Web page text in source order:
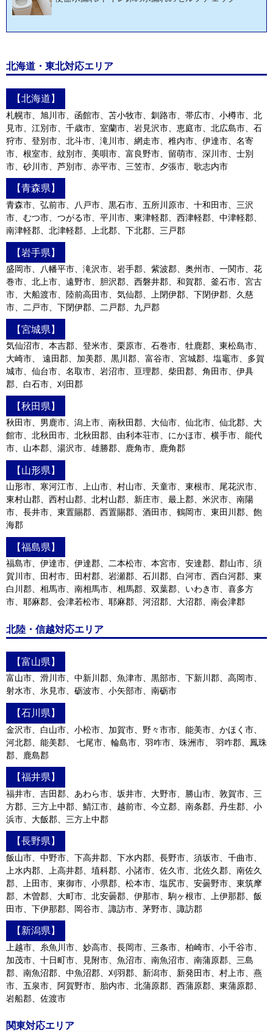
北海道・東北対応エリア
【北海道】
札幌市、旭川市、函館市、苫小牧市、釧路市、帯広市、小樽市、北
見市、江別市、千歳市、室蘭市、岩見沢市、恵庭市、北広島市、石
狩市、登別市、北斗市、滝川市、網走市、稚内市、伊達市、名寄
市、根室市、紋別市、美唄市、富良野市、留萌市、深川市、士別
市、砂川市、芦別市、赤平市、三笠市、夕張市、歌志内市
【青森県】
青森市、弘前市、八戸市、黒石市、五所川原市、十和田市、三沢
市、むつ市、つがる市、平川市、東津軽郡、西津軽郡、中津軽郡、
南津軽郡、北津軽郡、上北郡、下北郡、三戸郡
【岩手県】
盛岡市、八幡平市、滝沢市、岩手郡、紫波郡、奥州市、一関市、花
巻市、北上市、遠野市、胆沢郡、西磐井郡、和賀郡、釜石市、宮古
市、大船渡市、陸前高田市、気仙郡、上閉伊郡、下閉伊郡、久慈
市、二戸市、下閉伊郡、二戸郡、九戸郡
【宮城県】
気仙沼市、本吉郡、登米市、栗原市、石巻市、牡鹿郡、東松島市、
大崎市、 遠田郡、加美郡、黒川郡、富谷市、宮城郡、塩竈市、多賀
城市、仙台市、名取市、岩沼市、亘理郡、柴田郡、角田市、伊具
郡、白石市、刈田郡
【秋田県】
秋田市、男鹿市、潟上市、南秋田郡、大仙市、仙北市、仙北郡、大
館市、北秋田市、北秋田郡、由利本荘市、にかほ市、横手市、能代
市、山本郡、湯沢市、雄勝郡、鹿角市、鹿角郡
【山形県】
山形市、寒河江市、上山市、村山市、天童市、東根市、尾花沢市、
東村山郡、西村山郡、北村山郡、新庄市、最上郡、米沢市、南陽
市、長井市、東置賜郡、西置賜郡、酒田市、鶴岡市、東田川郡、飽
海郡
【福島県】
福島市、伊達市、伊達郡、二本松市、本宮市、安達郡、郡山市、須
賀川市、田村市、田村郡、岩瀬郡、石川郡、白河市、西白河郡、東
白川郡、相馬市、南相馬市、相馬郡、双葉郡、いわき市、喜多方
市、耶麻郡、会津若松市、耶麻郡、河沼郡、大沼郡、南会津郡
北陸・信越対応エリア
【富山県】
富山市、滑川市、中新川郡、魚津市、黒部市、下新川郡、高岡市、
射水市、氷見市、砺波市、小矢部市、南砺市
【石川県】
金沢市、白山市、小松市、加賀市、野々市市、能美市、かほく市、
河北郡、能美郡、 七尾市、輪島市、羽咋市、珠洲市、 羽咋郡、鳳珠
郡、鹿島郡
【福井県】
福井市、吉田郡、あわら市、坂井市、大野市、勝山市、敦賀市、三
方郡、三方上中郡、鯖江市、越前市、今立郡、南条郡、丹生郡、小
浜市、大飯郡、三方上中郡
【長野県】
飯山市、中野市、下高井郡、下水内郡、長野市、須坂市、千曲市、
上水内郡、上高井郡、埴科郡、小諸市、佐久市、北佐久郡、南佐久
郡、上田市、東御市、小県郡、松本市、塩尻市、安曇野市、東筑摩
郡、木曽郡、大町市、北安曇郡、伊那市、駒ヶ根市、上伊那郡、飯
田市、下伊那郡、岡谷市、諏訪市、茅野市、諏訪郡
【新潟県】
上越市、糸魚川市、妙高市、長岡市、三条市、柏崎市、小千谷市、
加茂市、十日町市、見附市、魚沼市、南魚沼市、南蒲原郡、三島
郡、南魚沼郡、中魚沼郡、刈羽郡、新潟市、新発田市、村上市、燕
市、五泉市、阿賀野市、胎内市、北蒲原郡、西蒲原郡、東蒲原郡、
岩船郡、佐渡市
関東対応エリア